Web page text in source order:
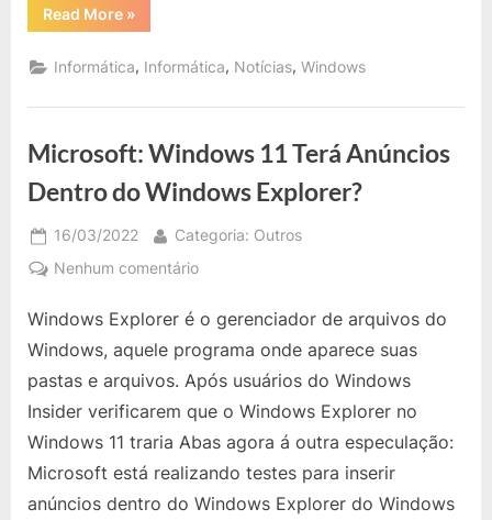
Read More“Microsoft:
Nova
Windows
é
de
snap””
»
Informática, Informática, Notícias,Windows
Microsoft: Windows 11 Terá Anúncios
Dentro do Windows Explorer?
Posted
on
16/03/2022 By
Categoria: Outros
Nenhum comentárioem
Windows
11
Anúncios
Dentro
do
Windows
Explorer?
Windows Explorer é o gerenciador de arquivos do
Windows, aquele programa onde aparece suas
pastas e arquivos. Após usuários do Windows
Insider verificarem que o Windows Explorer no
Windows 11 traria Abas agora á outra especulação:
Microsoft está realizando testes para inserir
anúncios dentro do Windows Explorer do Windows